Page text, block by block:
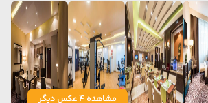
مشاهده 4 عکس دیگر